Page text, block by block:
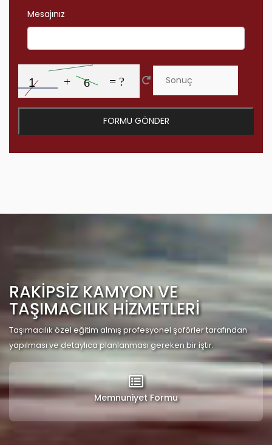
Mesajınız
FORMU GÖNDER
RAKİPSİZ KAMYON VE
TAŞIMACILIK HİZMETLERİ
Taşımacılık özel eğitim almış profesyonel şoförler tarafından
yapılması ve detaylıca planlanması gereken bir iştir.
Memnuniyet Formu